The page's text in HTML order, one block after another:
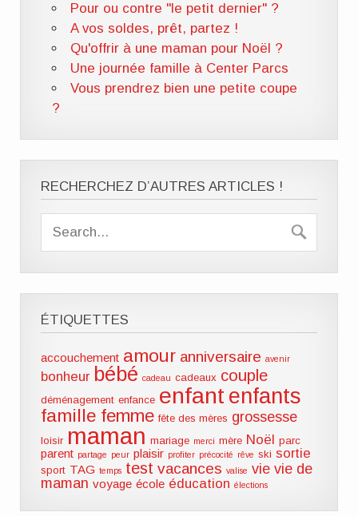
Pour ou contre "le petit dernier" ?
A vos soldes, prêt, partez !
Qu'offrir à une maman pour Noël ?
Une journée famille à Center Parcs
Vous prendrez bien une petite coupe
?
RECHERCHEZ D’AUTRES ARTICLES !
ÉTIQUETTES
accouchement amour anniversaire avenir
bonheur bébé cadeau cadeaux couple
déménagement enfance enfant enfants
famille femme fête des mères grossesse
loisir maman mariage merci mère Noël parc
parent partage peur plaisir profiter précocité rêve ski sortie
sport TAG temps test vacances valise vie vie de
maman voyage école éducation élections